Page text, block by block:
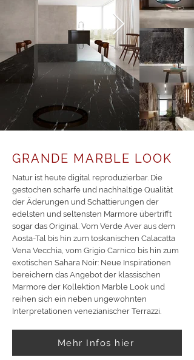
GRANDE MARBLE LOOK
Natur ist heute digital reproduzierbar. Die
gestochen scharfe und nachhaltige Qualität
der Äderungen und Schattierungen der
edelsten und seltensten Marmore übertrifft
sogar das Original. Vom Verde Aver aus dem
Aosta-Tal bis hin zum toskanischen Calacatta
Vena Vecchia, vom Grigio Carnico bis hin zum
exotischen Sahara Noir: Neue Inspirationen
bereichern das Angebot der klassischen
Marmore der Kollektion Marble Look und
reihen sich ein neben ungewohnten
Interpretationen venezianischer Terrazzi.
Mehr Infos hier